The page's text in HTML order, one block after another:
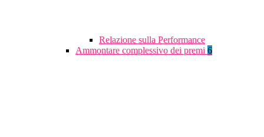
Relazione sulla Performance
Ammontare complessivo dei premi 6